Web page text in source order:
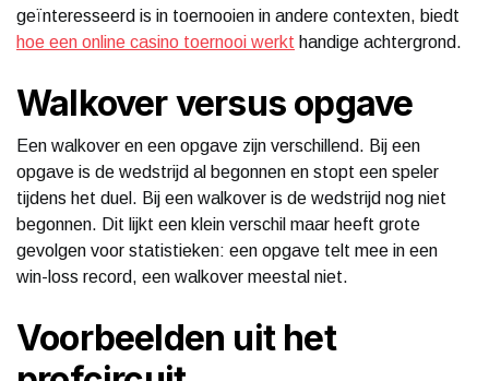
geïnteresseerd is in toernooien in andere contexten, biedt
hoe een online casino toernooi werkt handige achtergrond.
Walkover versus opgave
Een walkover en een opgave zijn verschillend. Bij een
opgave is de wedstrijd al begonnen en stopt een speler
tijdens het duel. Bij een walkover is de wedstrijd nog niet
begonnen. Dit lijkt een klein verschil maar heeft grote
gevolgen voor statistieken: een opgave telt mee in een
win-loss record, een walkover meestal niet.
Voorbeelden uit het